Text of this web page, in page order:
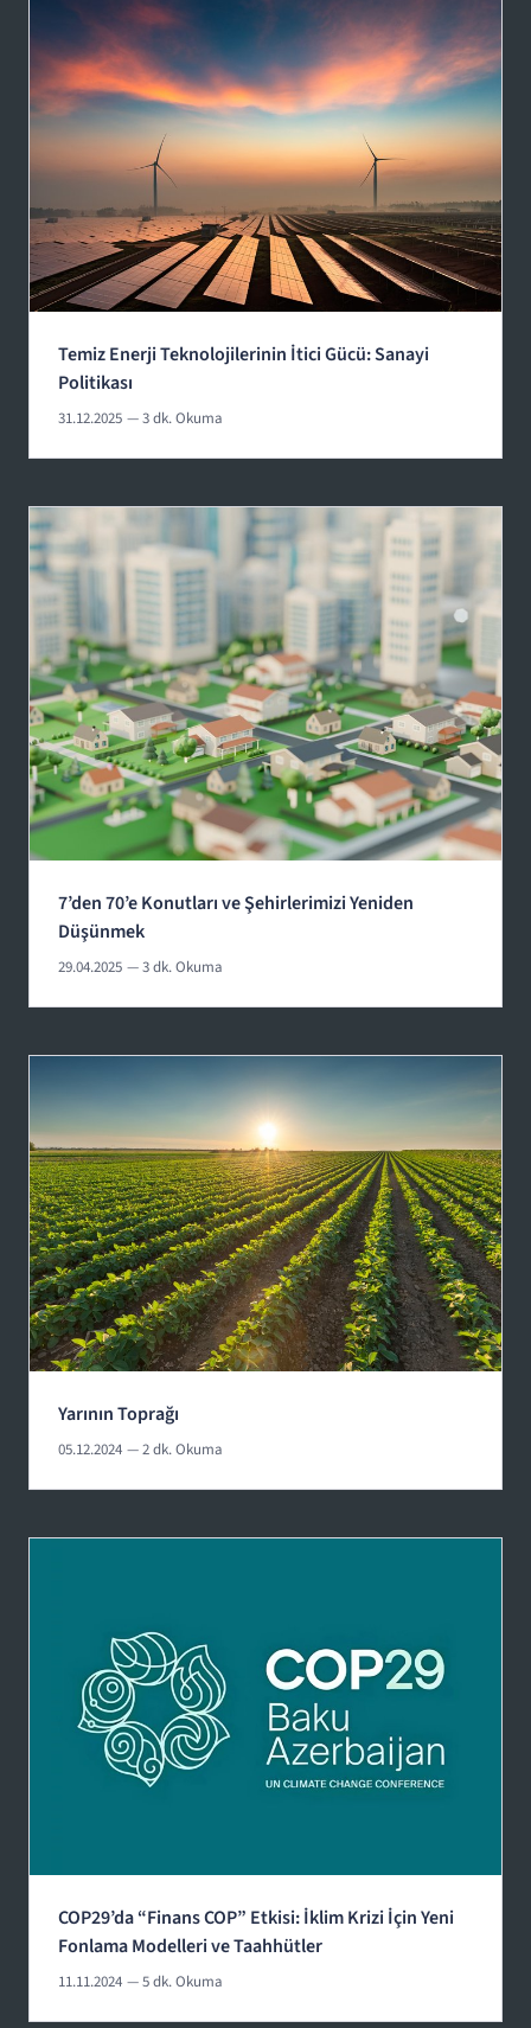
Temiz Enerji Teknolojilerinin İtici Gücü: Sanayi
Politikası
31.12.2025 — 3 dk. Okuma
7’den 70’e Konutları ve Şehirlerimizi Yeniden
Düşünmek
29.04.2025 — 3 dk. Okuma
Yarının Toprağı
05.12.2024 — 2 dk. Okuma
COP29’da “Finans COP” Etkisi: İklim Krizi İçin Yeni
Fonlama Modelleri ve Taahhütler
11.11.2024 — 5 dk. Okuma